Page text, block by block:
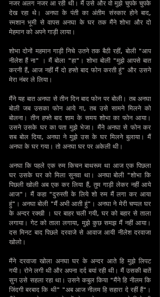
नजर अलग नजर आ रही थी। मैं उसे और वो मुझे चुपके चुपके
देख रहा थे। अनघा के पंती का अंतीम संस्कार होने बाद,
स्मशान भूमी से वापस अनघा के घर तक मैंने शोभा और दो
मेहमान को अपने गाड़ी लाया।
शोभा दोनों महमान गाड़ी निचे उतने तक बैठी रहीं, बोली "आप
नीलेश हैं ना" । मैं बोला "हा"। शोभा बोली "मुझे आपसे बात
करनी हैं, आज नहीं मैं दो हफ्ते बाद फोन करती हुं" और उसने
मेरा नंबर ले लिया।
मैंने यह बात अनघा से तीन दिन बाद फोन पर बोली। तब अनघा
बोली जब उसका फोन आये गा, तब उसे सामने मिलने को
बोलना। तीन हफ्ते बाद शाम के समय शोभा का फोन आया।
उसने उसके घर का पता मुझे भेजा। मैंने अनघा से फोन कर
सब बोल दिया, अनघा ने मुझे उस के घर मिलने बुलाया। मैं
अनघा के घर गया। तो अनघा घर पर अकेली थी।
अनघा कि पहले एक रुम किचन बाथरूम था आज एक पिछला
घर उसके घर को मिला सुनवा था। अनघा बोली "शोभा कि
पिछली खोली अब एक कर लिया हैं, तुम गाड़ी लेकर नहीं आये
आज"। मैं कहा "दुरुस्ती के लिये शो रुम मैं लगा कर आया
हुं"। अनघा बोली "मैं अभी आती हुं"। अनघा ने मेरी चप्पल घर
के अन्दर रक्खी । घर बाहर चली गयी, घर को बहार से ताला
लगाया। गेट को ताला लगाया, मुझे कुछ समझ मैं नहीं आया।
दस मिनट बाद पिछले दरवाजे से आवाज आयी नीलेश दरवाजा
खोलो।
मैंने दरवाजा खोला अनघा घर के अन्दर आते हि मुझे लिपट
गयी। रोने लगी थी और अपना दर्द बयां रही थी। मैं उसकी बातें
सुन उसे सहला रहा था। उसने कबुल किया "मैंने हि नीलम कि
जिंदगी बरबाद कि थी" "अब आज नीलम हि सहारा दे रहीं हैं"।